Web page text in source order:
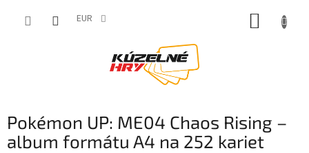
EUR
Pokémon UP: ME04 Chaos Rising –
album formátu A4 na 252 kariet